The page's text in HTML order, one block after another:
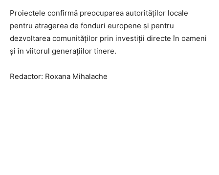
Proiectele confirmă preocuparea autorităților locale
pentru atragerea de fonduri europene și pentru
dezvoltarea comunităților prin investiții directe în oameni
și în viitorul generațiilor tinere.
Redactor: Roxana Mihalache